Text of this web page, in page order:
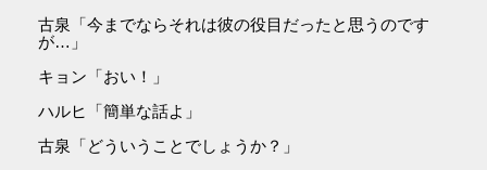
古泉「今までならそれは彼の役目だったと思うのです
が…」
キョン「おい！」
ハルヒ「簡単な話よ」
古泉「どういうことでしょうか？」